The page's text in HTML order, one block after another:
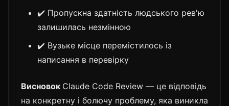
✔️ Пропускна здатність людського рев'ю
залишилась незмінною
✔️ Вузьке місце перемістилось із
написання в перевірку
Висновок Claude Code Review — це відповідь
на конкретну і болючу проблему, яка виникла